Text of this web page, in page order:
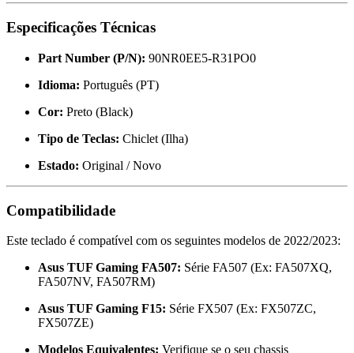
Especificações Técnicas
Part Number (P/N): 90NR0EE5-R31PO0
Idioma: Português (PT)
Cor: Preto (Black)
Tipo de Teclas: Chiclet (Ilha)
Estado: Original / Novo
Compatibilidade
Este teclado é compatível com os seguintes modelos de 2022/2023:
Asus TUF Gaming FA507: Série FA507 (Ex: FA507XQ,
FA507NV, FA507RM)
Asus TUF Gaming F15: Série FX507 (Ex: FX507ZC,
FX507ZE)
Modelos Equivalentes: Verifique se o seu chassis